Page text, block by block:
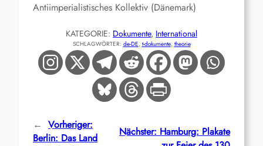
Antiimperialistisches Kollektiv (Dänemark)
KATEGORIE: Dokumente, International
SCHLAGWÖRTER: de-DE, t-dokumente, theorie
← Vorheriger:
Berlin: Das Land
Nächster: Hamburg: Plakate